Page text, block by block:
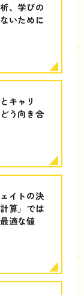
、学びの
いために
キャリ
う向き合
イトの決
算」では
適な値